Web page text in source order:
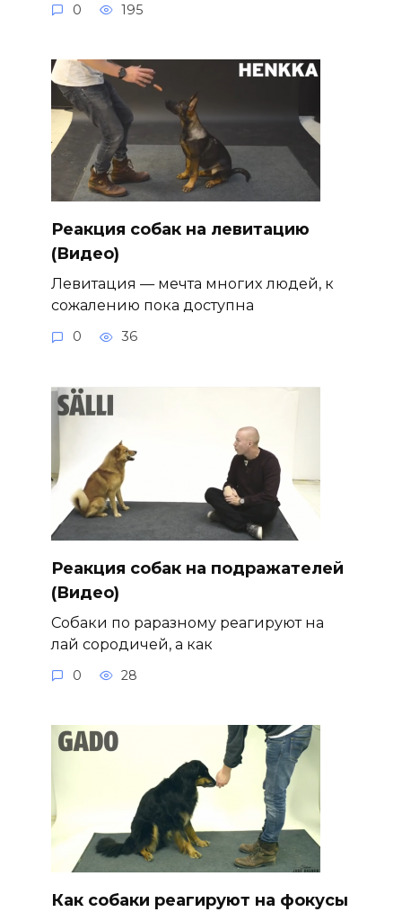
0 195
Реакция собак на левитацию
(Видео)
Левитация — мечта многих людей, к
сожалению пока доступна
0 36
Реакция собак на подражателей
(Видео)
Собаки по раразному реагируют на
лай сородичей, а как
0 28
Как собаки реагируют на фокусы